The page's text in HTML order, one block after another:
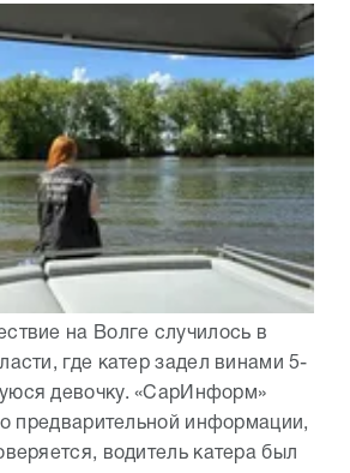
на Волге случилось в
где катер задел винами 5-
девочку. «СарИнформ»
предварительной информации,
водитель катера был